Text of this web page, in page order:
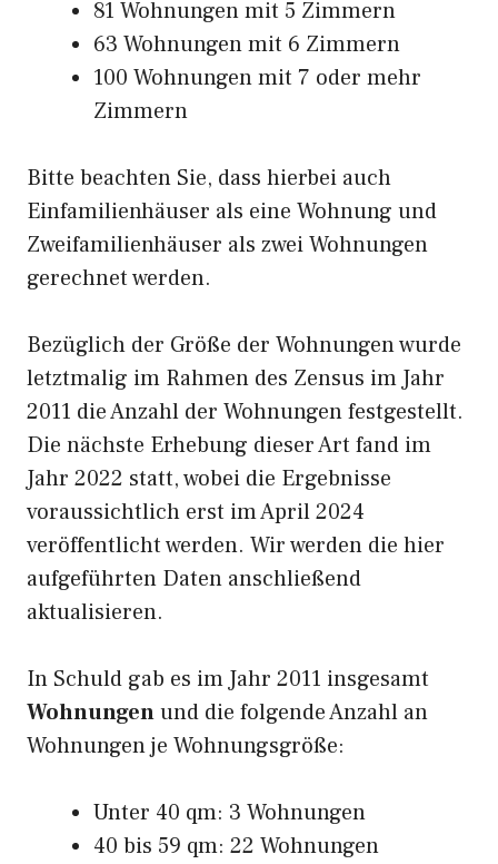
81 Wohnungen mit 5 Zimmern
63 Wohnungen mit 6 Zimmern
100 Wohnungen mit 7 oder mehr
Zimmern
Bitte beachten Sie, dass hierbei auch
Einfamilienhäuser als eine Wohnung und
Zweifamilienhäuser als zwei Wohnungen
gerechnet werden.
Bezüglich der Größe der Wohnungen wurde
letztmalig im Rahmen des Zensus im Jahr
2011 die Anzahl der Wohnungen festgestellt.
Die nächste Erhebung dieser Art fand im
Jahr 2022 statt, wobei die Ergebnisse
voraussichtlich erst im April 2024
veröffentlicht werden. Wir werden die hier
aufgeführten Daten anschließend
aktualisieren.
In Schuld gab es im Jahr 2011 insgesamt
Wohnungenund die folgende Anzahl an
Wohnungen je Wohnungsgröße:
Unter 40 qm: 3 Wohnungen
40 bis 59 qm: 22 Wohnungen